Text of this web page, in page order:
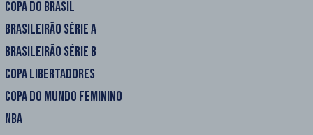
COPA DO BRASIL
BRASILEIRÃO SÉRIE A
BRASILEIRÃO SÉRIE B
COPA LIBERTADORES
COPA DO MUNDO FEMININO
NBA